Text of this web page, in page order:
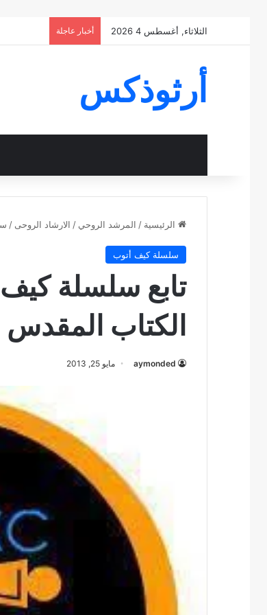
الثلاثاء, أغسطس 4 2026 أخبار عاجلة
أرثوذكس
الرئيسية / المرشد الروحي / الارشاد الروحى /
سلسلة كيف أتوب
تابع سلسلة
الكتاب المقدس
aymonded مايو 25, 2013